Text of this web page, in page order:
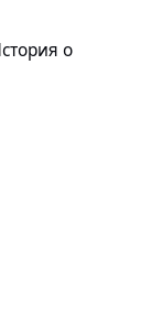
о